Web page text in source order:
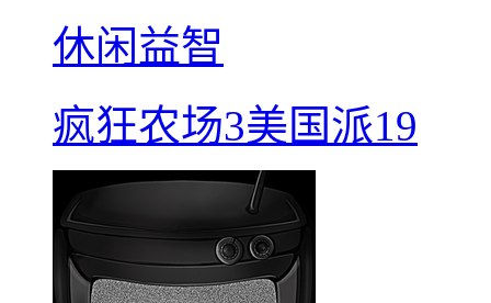
休闲益智
疯狂农场3美国派19